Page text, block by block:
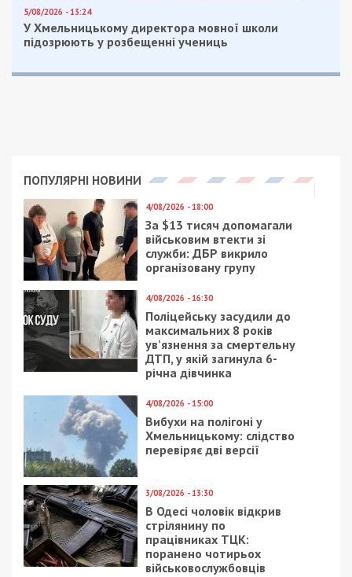
5/08/2026 - 13:24
У Хмельницькому директора мовної школи
підозрюють у розбещенні учениць
ПОПУЛЯРНІ НОВИНИ
4/08/2026 - 18:00
За $13 тисяч допомагали
військовим втекти зі
служби: ДБР викрило
організовану групу
4/08/2026 - 16:30
Поліцейську засудили до
максимальних 8 років
ув’язнення за смертельну
ДТП, у якій загинула 6-
річна дівчинка
4/08/2026 - 15:00
Вибухи на полігоні у
Хмельницькому: слідство
перевіряє дві версії
3/08/2026 - 13:30
В Одесі чоловік відкрив
стрілянину по
працівниках ТЦК:
поранено чотирьох
військовослужбовців